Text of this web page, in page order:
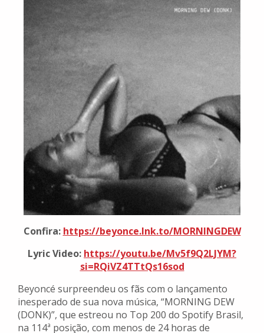
Confira: https://beyonce.lnk.to/MORNINGDEW
Lyric Video: https://youtu.be/Mv5f9Q2LJYM?
si=RQiVZ4TTtQs16sod
Beyoncé surpreendeu os fãs com o lançamento
inesperado de sua nova música, “MORNING DEW
(DONK)”, que estreou no Top 200 do Spotify Brasil,
na 114ª posição, com menos de 24 horas de